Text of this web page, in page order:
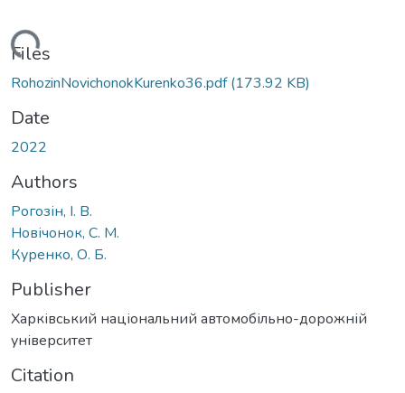
Files
RohozinNovichonokKurenko36.pdf(173.92 KB)
Date
2022
Authors
Рогозін, І. В.
Новічонок, С. М.
Куренко, О. Б.
Publisher
Харківський національний автомобільно-дорожній
університет
Citation